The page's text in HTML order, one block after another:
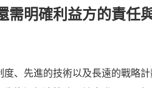
需明確利益方的責任
、先進的技術以及長遠的戰略